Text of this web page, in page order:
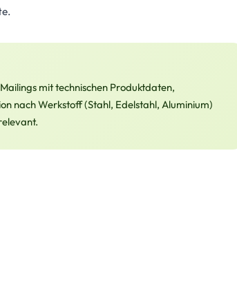
mit technischen Produktdaten,
nach Werkstoff (Stahl, Edelstahl, Aluminium)